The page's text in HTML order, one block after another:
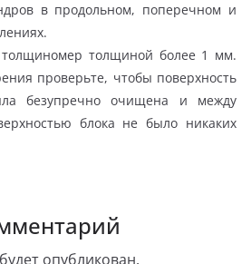
в продольном, поперечном и
толщиномер толщиной более 1 мм.
проверьте, чтобы поверхность
безупречно очищена и между
блока не было никаких
опубликован.